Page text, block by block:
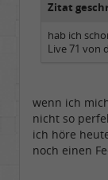
Zitat
hab ich
Live 71 von
wenn ich
nicht so
ich höre
noch einen